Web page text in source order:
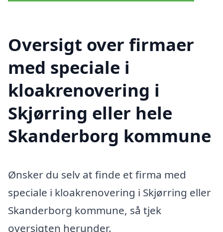
Oversigt over firmaer
med speciale i
kloakrenovering i
Skjørring eller hele
Skanderborg kommune
Ønsker du selv at finde et firma med
speciale i kloakrenovering i Skjørring eller
Skanderborg kommune, så tjek
oversigten herunder.